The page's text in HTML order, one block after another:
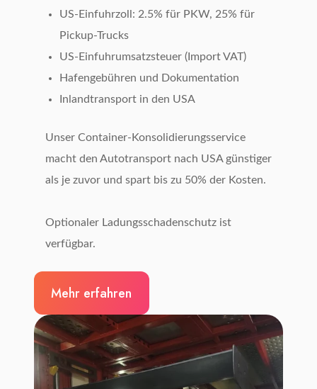
US-Einfuhrzoll: 2.5% für PKW, 25% für
Pickup-Trucks
US-Einfuhrumsatzsteuer (Import VAT)
Hafengebühren und Dokumentation
Inlandtransport in den USA
Unser Container-Konsolidierungsservice
macht den Autotransport nach USA günstiger
als je zuvor und spart bis zu 50% der Kosten.
Optionaler Ladungsschadenschutz ist
verfügbar.
Mehr erfahren